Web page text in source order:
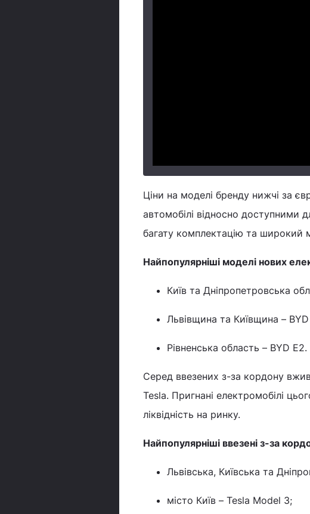
Ціни на моделі бренду нижчі за
автомобілі відносно доступними
багату комплектацію та широкий
Найпопулярніші моделі нових
Київ та Дніпропетровська
Львівщина та Київщина –
Рівненська область – BYD E2.
Серед ввезених з-за кордону
Tesla. Пригнані електромобілі
ліквідність на ринку.
Найпопулярніші ввезені з-за
Львівська, Київська та
місто Київ – Tesla Model 3;